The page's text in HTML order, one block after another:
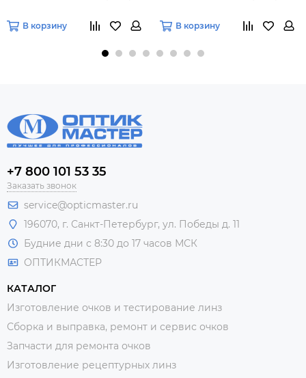
В корзину В корзину
+7 800 101 53 35
Заказать звонок
service@opticmaster.ru
196070, г. Санкт-Петербург, ул. Победы д. 11
Будние дни с 8:30 до 17 часов МСК
ОПТИКМАСТЕР
КАТАЛОГ
Изготовление очков и тестирование линз
Сборка и выправка, ремонт и сервис очков
Запчасти для ремонта очков
Изготовление рецептурных линз